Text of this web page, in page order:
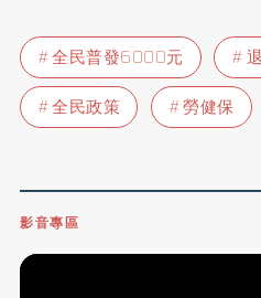
全民普發6000元
全民政策
勞健保
影音專區